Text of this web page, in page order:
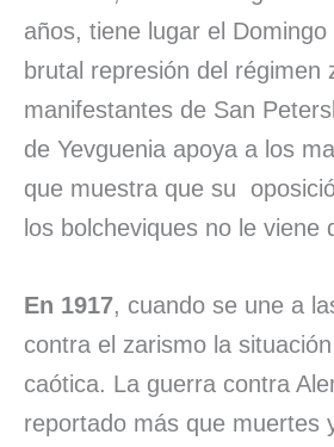
años, tiene lugar el
brutal represión del régimen
manifestantes de San
de Yevguenia apoya a los
que muestra que su
los bolcheviques no le viene
En 1917, cuando se une a
contra el zarismo la
caótica. La guerra contra
reportado más que muertes